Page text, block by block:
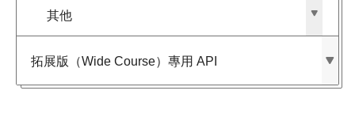
其他
拓展版​（Wide Course）​專用 API